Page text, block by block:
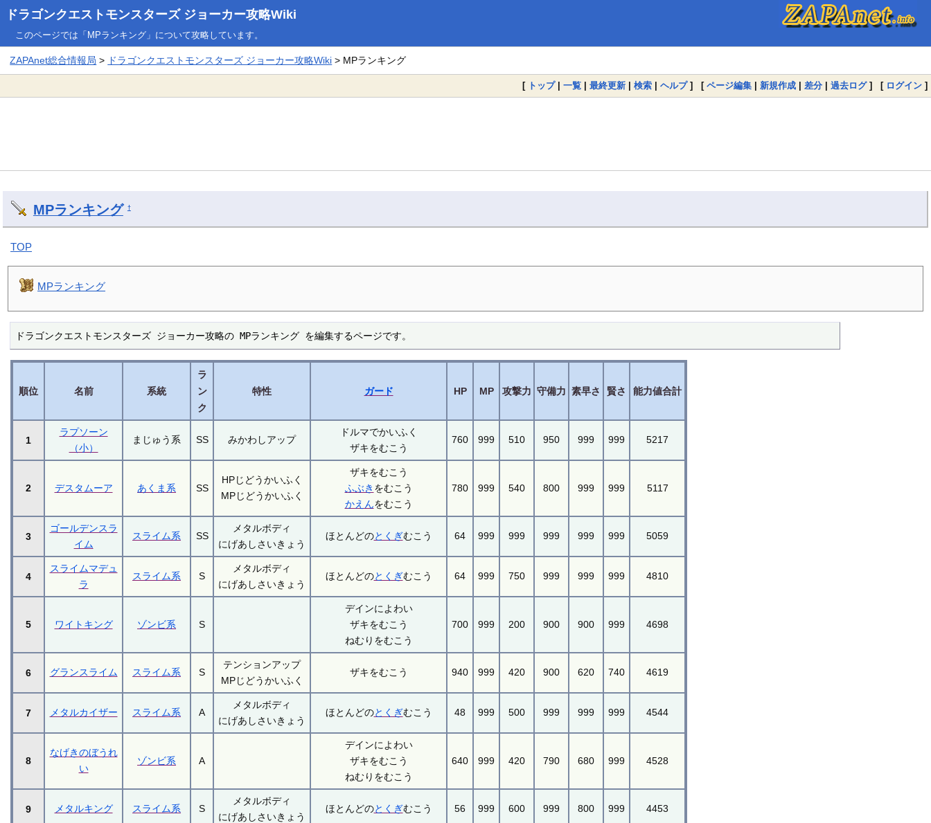
ドラゴンクエストモンスターズ ジョーカー攻略Wiki
このページでは「MPランキング」について攻略しています。
ZAPAnet総合情報局 > ドラゴンクエストモンスターズ ジョーカー攻略Wiki > MPランキング
[ トップ| 一覧 | 最終更新 | 検索 | ヘルプ] [ ページ編集 | 新規作成 | 差分 | 過去ログ] [ ログイン ]
MPランキング †
TOP
MPランキング
ドラゴンクエストモンスターズ ジョーカー攻略の MPランキング を編集するページです。
順位 名前 系統
ラ
ン
ク
特性 ガード HP MP 攻撃力 守備力 素早さ 賢さ 能力値合計
1
ラプソーン
（小）
まじゅう系 SS みかわしアップ
ドルマでかいふく
ザキをむこう
760 999 510 950 999 999 5217
2 デスタムーア あくま系 SS
HPじどうかいふく
MPじどうかいふく
ザキをむこう
ふぶき をむこう
かえんをむこう
780 999 540 800 999 999 5117
3
ゴールデンスラ
イム
スライム系 SS
メタルボディ
にげあしさいきょう
ほとんどのとくぎむこう 64 999 999 999 999 999 5059
4
スライムマデュ
ラ
スライム系 S
メタルボディ
にげあしさいきょう
ほとんどのとくぎむこう 64 999 750 999 999 999 4810
5 ワイトキング ゾンビ系 S
デインによわい
ザキをむこう
ねむりをむこう
700 999 200 900 900 999 4698
6 グランスライム スライム系 S
テンションアップ
MPじどうかいふく
ザキをむこう 940 999 420 900 620 740 4619
7 メタルカイザー スライム系 A
メタルボディ
にげあしさいきょう
ほとんどのとくぎむこう 48 999 500 999 999 999 4544
8
なげきのぼうれ
い
ゾンビ系 A
デインによわい
ザキをむこう
ねむりをむこう
640 999 420 790 680 999 4528
9 メタルキング スライム系 S
メタルボディ
にげあしさいきょう
ほとんどのとくぎむこう 56 999 600 999 800 999 4453